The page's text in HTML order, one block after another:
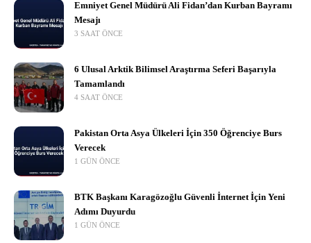
Emniyet Genel Müdürü Ali Fidan’dan Kurban Bayramı
Mesajı
3 SAAT ÖNCE
6 Ulusal Arktik Bilimsel Araştırma Seferi Başarıyla
Tamamlandı
4 SAAT ÖNCE
Pakistan Orta Asya Ülkeleri İçin 350 Öğrenciye Burs
Verecek
1 GÜN ÖNCE
BTK Başkanı Karagözoğlu Güvenli İnternet İçin Yeni
Adımı Duyurdu
1 GÜN ÖNCE